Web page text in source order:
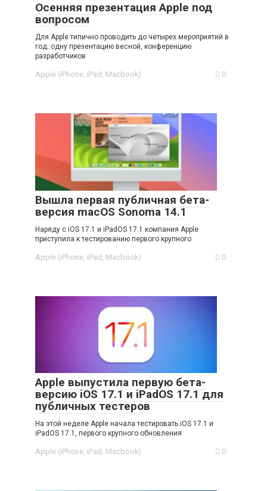
Осенняя презентация Apple под
вопросом
Для Apple типично проводить до четырех мероприятий в
год: одну презентацию весной, конференцию
разработчиков
Apple (iPhone, iPad, Macbook) 0
Вышла первая публичная бета-
версия macOS Sonoma 14.1
Наряду с iOS 17.1 и iPadOS 17.1 компания Apple
приступила к тестированию первого крупного
Apple (iPhone, iPad, Macbook) 0
Apple выпустила первую бета-
версию iOS 17.1 и iPadOS 17.1 для
публичных тестеров
На этой неделе Apple начала тестировать iOS 17.1 и
iPadOS 17.1, первого крупного обновления
Apple (iPhone, iPad, Macbook) 0